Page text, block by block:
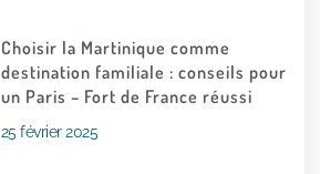
Choisir la Martinique comme
destination familiale : conseils pour
un Paris – Fort de France réussi
25 février 2025